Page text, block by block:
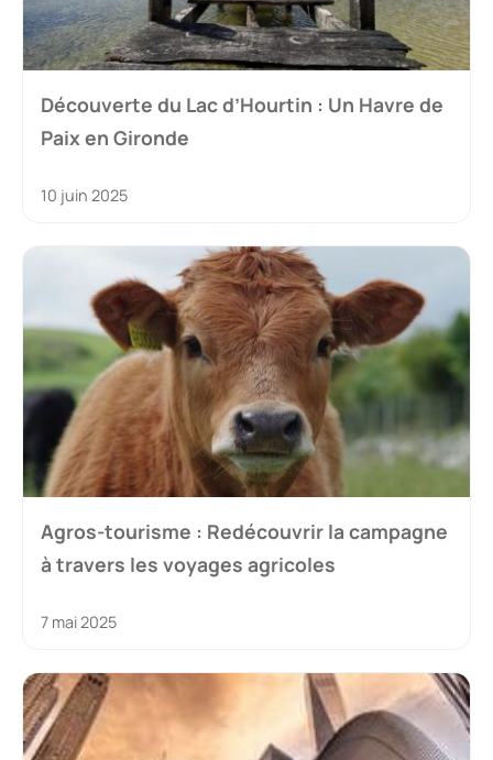
Découverte du Lac d’Hourtin : Un Havre de
Paix en Gironde
10 juin 2025
Agros-tourisme : Redécouvrir la campagne
à travers les voyages agricoles
7 mai 2025